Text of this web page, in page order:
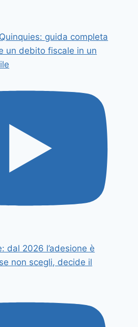
guida completa
un debito fiscale in un
dal 2026 l’adesione è
non scegli, decide il